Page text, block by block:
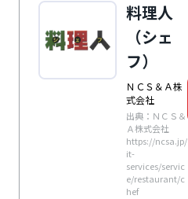
料理人
（シェ
フ）
ＮＣＳ＆Ａ株
式会社
出典：ＮＣＳ＆
Ａ株式会社
https://ncsa.jp/
it-
services/servic
e/restaurant/c
hef